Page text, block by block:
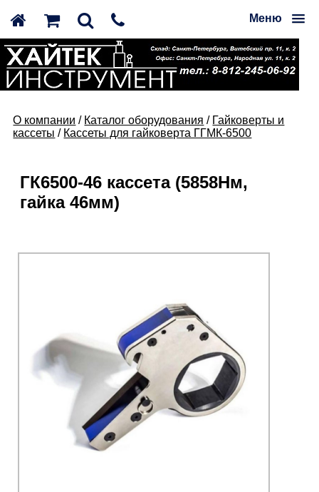
Меню
О компании / Каталог оборудования / Гайковерты и
кассеты / Кассеты для гайковерта ГГМК-6500
ГК6500-46 кассета (5858Нм,
гайка 46мм)